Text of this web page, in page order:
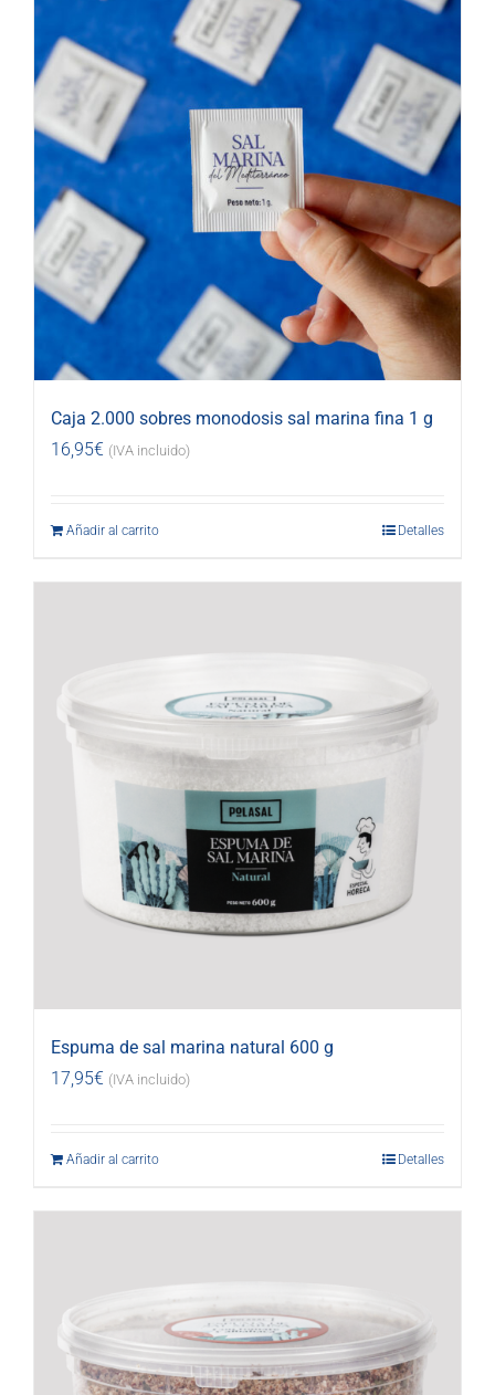
Caja 2.000 sobres monodosis sal marina fina 1 g
16,95€ (IVA incluido)
Añadir al carrito Detalles
Espuma de sal marina natural 600 g
17,95€ (IVA incluido)
Añadir al carrito Detalles